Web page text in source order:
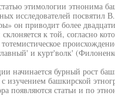
этимологии этнонима
исследователей посвятил
он приводит более
к той, согласно
и курт'волк'
начинается бурный рост
изучением башкирской
появляются статьи и по